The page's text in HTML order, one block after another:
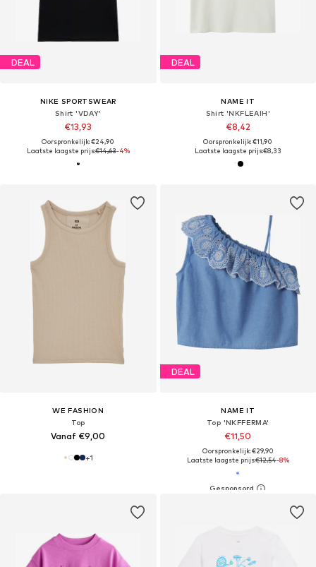
DEAL
NIKE SPORTSWEAR
Shirt 'VDAY'
€13,93
Oorspronkelijk: €24,90
Laatste laagste prijs:€14,63-4%
DEAL
NAME IT
Shirt 'NKFLEAIH'
€8,42
Oorspronkelijk: €11,90
Laatste laagste prijs:€8,33
WE FASHION
Top
Vanaf €9,00
+1
DEAL
NAME IT
Top 'NKFFERMA'
€11,50
Oorspronkelijk: €29,90
Laatste laagste prijs:€12,54-8%